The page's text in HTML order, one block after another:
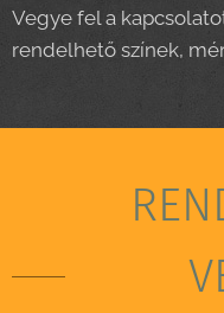
Vegye fel a
rendelhető színek,